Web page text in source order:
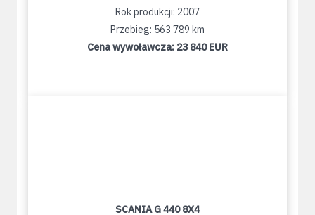
Rok produkcji: 2007
Przebieg: 563 789 km
Cena wywoławcza: 23 840 EUR
SCANIA G 440 8X4